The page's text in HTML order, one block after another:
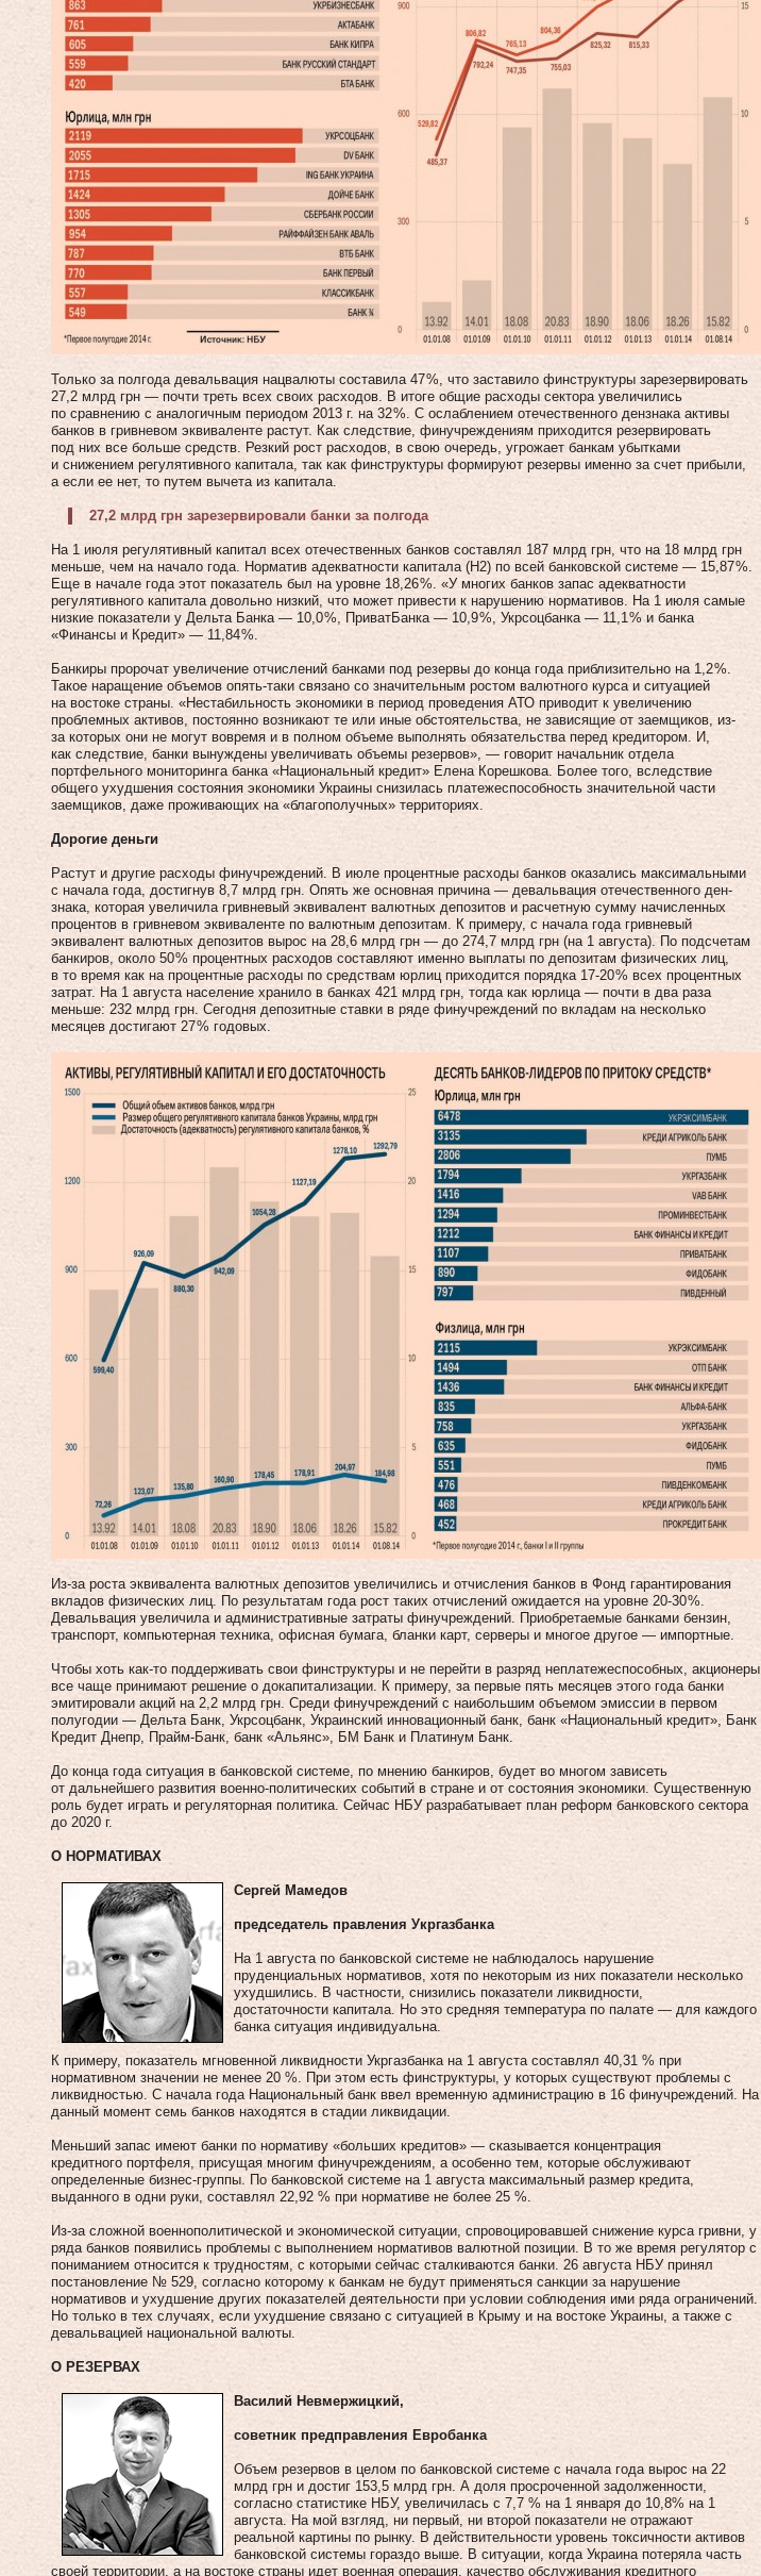
Только за полгода девальвация нацвалюты составила 47 %, что заставило финструктуры зарезервировать
27,2 млрд грн — почти треть всех своих расходов. В итоге общие расходы сектора увеличились
по сравнению с аналогичным периодом 2013 г. на 32 %. С ослаблением отечественного дензнака активы
банков в гривневом эквиваленте растут. Как следствие, финучреждениям приходится резервировать
под них все больше средств. Резкий рост расходов, в свою очередь, угрожает банкам убытками
и снижением регулятивного капитала, так как финструктуры формируют резервы именно за счет прибыли,
а если ее нет, то путем вычета из капитала.
27,2 млрд грн зарезервировали банки за полгода
На 1 июля регулятивный капитал всех отечественных банков составлял 187 млрд грн, что на 18 млрд грн
меньше, чем на начало года. Норматив адекватности капитала (Н2) по всей банковской системе — 15,87 %.
Еще в начале года этот показатель был на уровне 18,26 %. «У многих банков запас адекватности
регулятивного капитала довольно низкий, что может привести к нарушению нормативов. На 1 июля самые
низкие показатели у Дельта Банка — 10,0 %, ПриватБанка — 10,9 %, Укрсоцбанка — 11,1 % и банка
«Финансы и Кредит» — 11,84 %.
Банкиры пророчат увеличение отчислений банками под резервы до конца года приблизительно на 1,2 %.
Такое наращение объемов опять‑таки связано со значительным ростом валютного курса и ситуацией
на востоке страны. «Нестабильность экономики в пе­риод проведения АТО приводит к увеличению
проблемных активов, постоянно возникают те или иные обстоятельства, не зависящие от заемщиков, из-
за которых они не могут вовремя и в полном объеме выполнять обязательства перед кредитором. И,
как следствие, банки вынуждены увеличивать объемы резервов», — говорит начальник отдела
портфельного мониторинга банка «Национальный кредит» Елена Корешкова. Более того, вследствие
общего ухудшения состояния экономики Украины снизилась платежеспособность значительной части
заемщиков, даже проживающих на «благополучных» территориях.
Дорогие деньги
Растут и другие расходы финучреждений. В июле процентные расходы банков оказались максимальными
с начала года, достигнув 8,7 млрд грн. Опять же основная причина — девальвация отечественного ден­
знака, которая увеличила гривневый эквивалент валютных депозитов и расчетную сумму начисленных
процентов в гривневом эквиваленте по валютным депозитам. К примеру, с начала года гривневый
эквивалент валютных депозитов вырос на 28,6 млрд грн — до 274,7 млрд грн (на 1 августа). По подсчетам
банкиров, около 50 % процентных расходов составляют именно выплаты по депозитам физических лиц,
в то время как на процентные расходы по средствам юрлиц приходится порядка 17‑20 % всех процентных
затрат. На 1 августа население хранило в банках 421 млрд грн, тогда как юрлица — почти в два раза
меньше: 232 млрд грн. Сегодня депозитные ставки в ряде финучреждений по вкладам на несколько
месяцев достигают 27 % годовых.
Из-за роста эквивалента валютных депозитов увеличились и отчисления банков в Фонд гарантирования
вкладов физических лиц. По результатам года рост таких отчислений ожидается на уровне 20‑30 %.
Девальвация увеличила и административные затраты финучреждений. Приобретаемые банками бензин,
транспорт, компьютерная техника, офисная бумага, бланки карт, серверы и многое другое — импортные.
Чтобы хоть как‑то поддерживать свои финструктуры и не перейти в разряд неплатежеспособных, акционеры
все чаще принимают решение о докапитализации. К при­меру, за первые пять месяцев этого года банки
эмитировали акций на 2,2 млрд грн. Среди финучреждений с наибольшим объемом эмиссии в первом
полугодии — Дельта Банк, Укрсоцбанк, Украинский инновационный банк, банк «Национальный кредит», Банк
Кредит Днепр, Прайм-Банк, банк «Альянс», БМ Банк и Платинум Банк.
До конца года ситуация в банковской системе, по мнению банкиров, будет во многом зависеть
от дальнейшего развития военно-политических событий в стране и от состояния экономики. Существенную
роль будет играть и регуляторная политика. Сейчас НБУ разрабатывает план реформ банковского сектора
до 2020 г.
О НОРМАТИВАХ
Сергей Мамедов
председатель правления Укргазбанка
На 1 августа по банковской системе не наблюдалось нарушение
пруденциальных нормативов, хотя по некоторым из них показатели несколько
ухудшились. В частности, снизились показатели ликвидности,
достаточности капитала. Но это средняя температура по палате — для каждого
банка ситуация индивидуальна.
К примеру, показатель мгновенной ликвидности Укргазбанка на 1 августа составлял 40,31 % при
нормативном значении не менее 20 %. При этом есть финструктуры, у которых существуют проблемы с
ликвидностью. С начала года Национальный банк ввел временную администрацию в 16 финучреждений. На
данный момент семь банков находятся в стадии ликвидации.
Меньший запас имеют банки по нормативу «больших кредитов» — сказывается концентрация
кредитного портфеля, присущая многим финучреждениям, а особенно тем, которые обслуживают
определенные бизнес-группы. По банковской системе на 1 августа максимальный размер кредита,
выданного в одни руки, составлял 22,92 % при нормативе не более 25 %.
Из-за сложной военнополитической и экономической ситуации, спровоцировавшей снижение курса гривни, у
ряда банков появились проблемы с выполнением нормативов валютной позиции. В то же время регулятор с
пониманием относится к трудностям, с которыми сейчас сталкиваются банки. 26 августа НБУ принял
постановление № 529, согласно которому к банкам не будут применяться санкции за нарушение
нормативов и ухудшение других показателей деятельности при условии соблюдения ими ряда ограничений.
Но только в тех случаях, если ухудшение связано с ситуацией в Крыму и на востоке Украины, а также с
девальвацией национальной валюты.
О РЕЗЕРВАХ
Василий Невмержицкий,
советник предправления Евробанка
Объем резервов в целом по банковской системе с начала года вырос на 22
млрд грн и достиг 153,5 млрд грн. А доля просроченной задолженности,
согласно статистике НБУ, увеличилась с 7,7 % на 1 января до 10,8% на 1
августа. На мой взгляд, ни первый, ни второй показатели не отражают
реальной картины по рынку. В действительности уровень токсичности активов
банковской системы гораздо выше. В ситуации, когда Украина потеряла часть
своей территории, а на востоке страны идет военная операция, качество обслуживания кредитного